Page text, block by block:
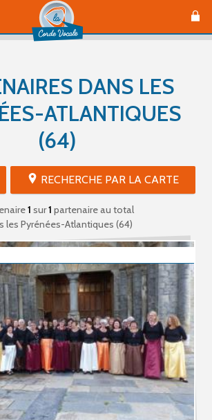
DANS LES
ATLANTIQUES
(64)
RECHERCHE PAR LA CARTE
1 sur1 partenaire au total
les Pyrénées-Atlantiques (64)